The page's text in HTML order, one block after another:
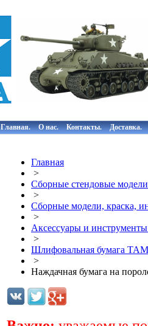
Главная. О нас. Контакты. Доставка.
Главная
>
Сборные стендовые
>
Сборные модели, краска,
>
Аксессуары и
>
Шлифовальная бумага
>
Наждачная бумага на